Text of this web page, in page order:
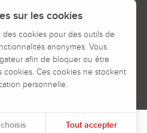
jours chassés
sur un parcours
Mentions légales
sur les cookies
cookies pour des outils de
anonymes. Vous
afin de bloquer ou être
Ces cookies ne stockent
personnelle.
Tout accepter